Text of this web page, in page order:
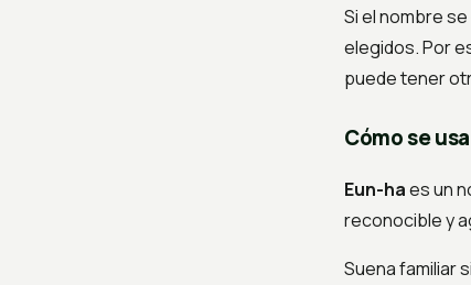
Si el nombre
elegidos. Por
puede tener
Cómo se
Eun-haes un
reconocible y
Suena familiar